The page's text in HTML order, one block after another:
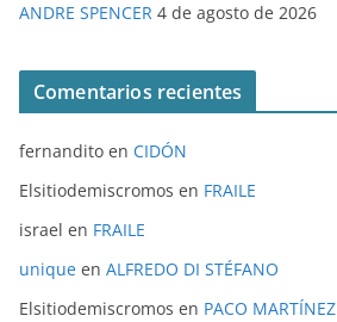
ANDRE SPENCER 4 de agosto de 2026
Comentarios recientes
fernandito en CIDÓN
Elsitiodemiscromos en FRAILE
israel en FRAILE
unique en ALFREDO DI STÉFANO
Elsitiodemiscromos en PACO MARTÍNEZ